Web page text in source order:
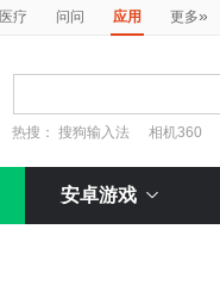
医疗 问问 应用 更多»
热搜：搜狗输入法 相机360
安卓游戏